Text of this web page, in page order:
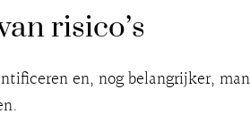
risico’s
en, nog belangrijker,